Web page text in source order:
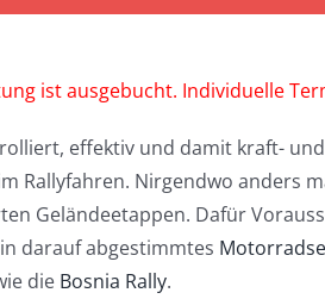
ist ausgebucht. Individuelle
effektiv und damit kraft-
Rallyfahren. Nirgendwo anders
Geländeetappen. Dafür
darauf abgestimmtes
die Bosnia Rally.